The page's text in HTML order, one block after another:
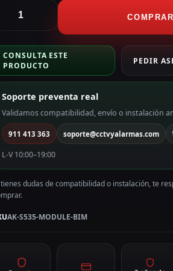
COMPRAR
CONSULTA ESTE
PRODUCTO
PEDIR
Soporte preventa real
Validamos compatibilidad, envío o instalación
911 413 363 soporte@cctvyalarmas.com
L-V 10:00–19:00
dudas de compatibilidad o instalación, te
AK-S535-MODULE-BIM